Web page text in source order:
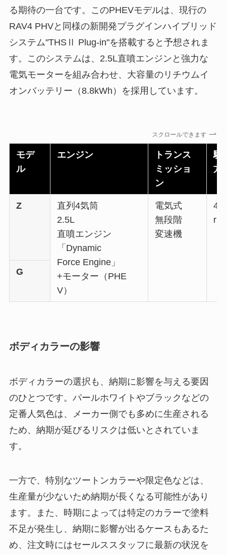
る期待の一台です。このPHEVモデルは、現行の
RAV4 PHVと同様の新開発プラグインハイブリッド
システム"THSⅡ Plug-in"を搭載すると予想されま
す。このシステムは、2.5L直噴エンジンと強力な
電気モーターを組み合わせ、大容量のリチウムイ
オンバッテリー（8.8kWh）を採用しています。
スクロールできます
モデ
ル
エンジン
トランス
ミッショ
ン
駆
方
Z
直列4気筒
2.5L
直噴エンジン
「Dynamic
Force Engine」
+モーター（PHE
V）
電気式
無段階
変速機
r）
G
ボディカラーの影響
ボディカラーの選択も、納期に影響を与える要因
のひとつです。パールホワイトやブラックなどの
定番人気色は、メーカー側でも多めに生産される
ため、納期が延びるリスクは低いとされていま
す。
一方で、特別なツートンカラーや限定色などは、
生産量が少ないため納期が長くなる可能性があり
ます。また、時期によっては特定のカラーで塗料
不足が発生し、納期に影響が出るケースもあるた
め、注文時にはセールススタッフに最新の状況を